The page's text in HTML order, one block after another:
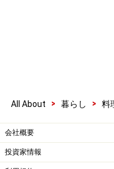
All About > 暮らし > 料
会社概要
投資家情報